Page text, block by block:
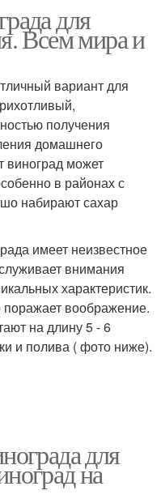
для
Всем мира и
вариант для
получения
домашнего
виноград может
в районах с
набирают сахар
имеет неизвестное
внимания
характеристик.
воображение.
на длину 5 - 6
и полива ( фото ниже).
для
на